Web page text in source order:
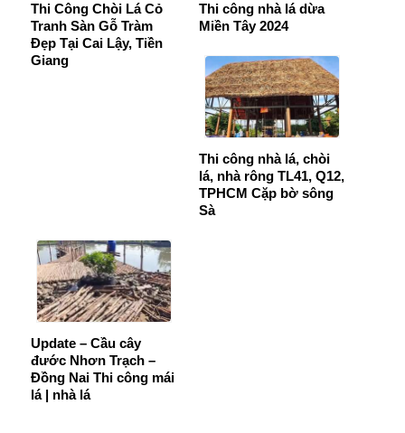
Thi Công Chòi Lá Cỏ
Tranh Sàn Gỗ Tràm
Đẹp Tại Cai Lậy, Tiền
Giang
Thi công nhà lá dừa
Miền Tây 2024
Thi công nhà lá, chòi
lá, nhà rông TL41, Q12,
TPHCM Cặp bờ sông
Sà
Update – Cầu cây
đước Nhơn Trạch –
Đồng Nai Thi công mái
lá | nhà lá